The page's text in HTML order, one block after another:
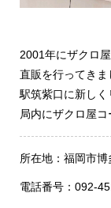
2001年にザクロ
直販を行ってき
駅筑紫口に新し
局内にザクロ屋
所在地：福岡市
電話番号：092-